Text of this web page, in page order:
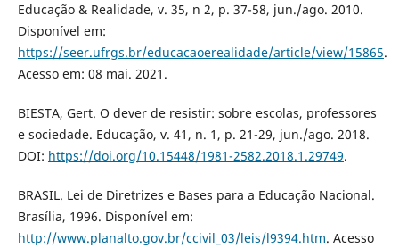
Educação & Realidade, v. 35, n 2, p. 37-58, jun./ago. 2010.
Disponível em:
https://seer.ufrgs.br/educacaoerealidade/article/view/15865.
Acesso em: 08 mai. 2021.
BIESTA, Gert. O dever de resistir: sobre escolas, professores
e sociedade. Educação, v. 41, n. 1, p. 21-29, jun./ago. 2018.
DOI: https://doi.org/10.15448/1981-2582.2018.1.29749.
BRASIL. Lei de Diretrizes e Bases para a Educação Nacional.
Brasília, 1996. Disponível em:
http://www.planalto.gov.br/ccivil_03/leis/l9394.htm. Acesso